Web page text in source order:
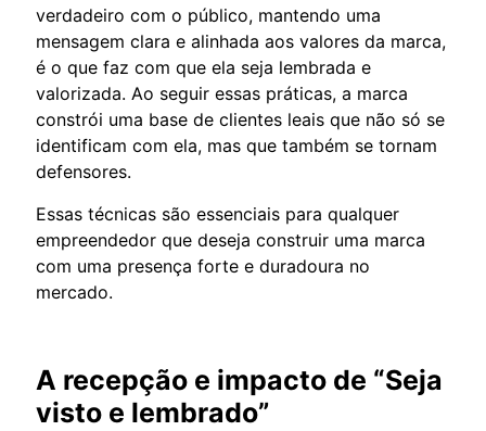
verdadeiro com o público, mantendo uma
mensagem clara e alinhada aos valores da marca,
é o que faz com que ela seja lembrada e
valorizada. Ao seguir essas práticas, a marca
constrói uma base de clientes leais que não só se
identificam com ela, mas que também se tornam
defensores.
Essas técnicas são essenciais para qualquer
empreendedor que deseja construir uma marca
com uma presença forte e duradoura no
mercado.
A recepção e impacto de “Seja
visto e lembrado”